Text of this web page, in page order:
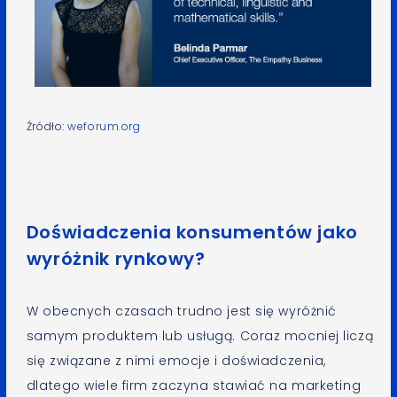
Źródło:weforum.org
Doświadczenia konsumentów jako
wyróżnik rynkowy?
W obecnych czasach trudno jest się wyróżnić
samym produktem lub usługą. Coraz mocniej liczą
się związane z nimi emocje i doświadczenia,
dlatego wiele firm zaczyna stawiać na marketing